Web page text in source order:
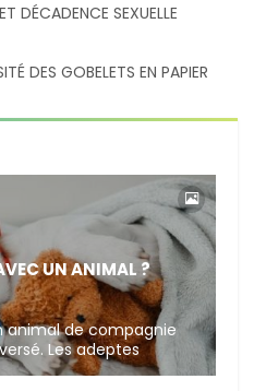
DÉCADENCE SEXUELLE
DES GOBELETS EN PAPIER
UN ANIMAL ?
animal de compagnie
Les adeptes
de leur compagnon à